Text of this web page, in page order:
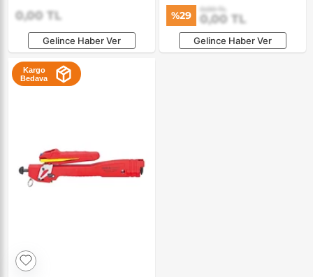
0,00 TL
Gelince Haber Ver
%29 0,00 TL
0,00 TL
Gelince Haber Ver
Kargo
Bedava